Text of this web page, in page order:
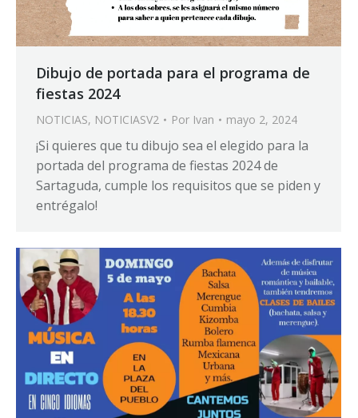
Dibujo de portada para el programa de
fiestas 2024
NOTICIAS, NOTICIASV2 Por Ivan mayo 2, 2024
¡Si quieres que tu dibujo sea el elegido para la
portada del programa de fiestas 2024 de
Sartaguda, cumple los requisitos que se piden y
entrégalo!